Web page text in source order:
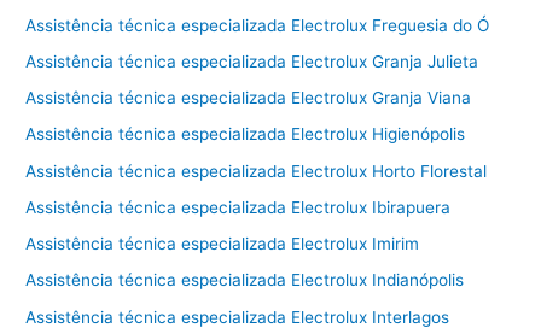
Assistência técnica especializada Electrolux Freguesia do Ó
Assistência técnica especializada Electrolux Granja Julieta
Assistência técnica especializada Electrolux Granja Viana
Assistência técnica especializada Electrolux Higienópolis
Assistência técnica especializada Electrolux Horto Florestal
Assistência técnica especializada Electrolux Ibirapuera
Assistência técnica especializada Electrolux Imirim
Assistência técnica especializada Electrolux Indianópolis
Assistência técnica especializada Electrolux Interlagos